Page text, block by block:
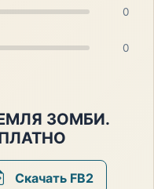
0
0
ЗОМБИ.
Скачать FB2